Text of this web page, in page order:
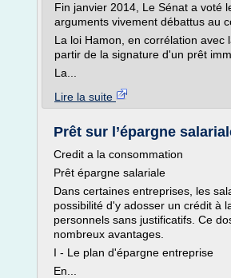
Fin janvier 2014, Le Sénat a voté
arguments vivement débattus au
La loi Hamon, en corrélation
partir de la signature d'un prêt
La...
Lire la suite
Prêt sur l’épargne
Credit a la consommation
Prêt épargne salariale
Dans certaines entreprises, les
possibilité d'y adosser un crédit à
personnels sans justificatifs. Ce
nombreux avantages.
I - Le plan d'épargne entreprise
En...